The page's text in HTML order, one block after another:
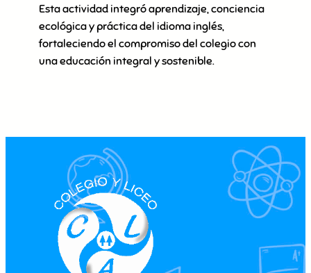
Esta actividad integró aprendizaje, conciencia
ecológica y práctica del idioma inglés,
fortaleciendo el compromiso del colegio con
una educación integral y sostenible.